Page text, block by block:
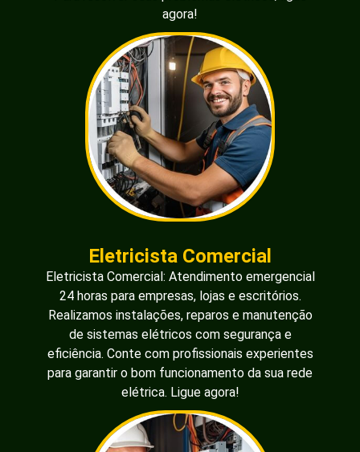
agora!
Eletricista Comercial
Eletricista Comercial: Atendimento emergencial
24 horas para empresas, lojas e escritórios.
Realizamos instalações, reparos e manutenção
de sistemas elétricos com segurança e
eficiência. Conte com profissionais experientes
para garantir o bom funcionamento da sua rede
elétrica. Ligue agora!